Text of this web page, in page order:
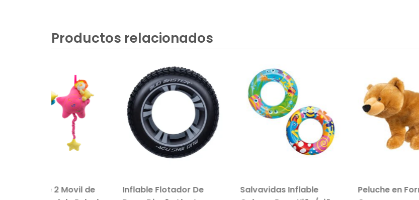
Productos relacionados
Inflable Flotador De
Salvavidas Inflable
Peluche en Forma de